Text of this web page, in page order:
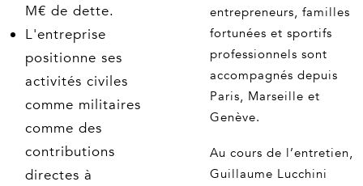
entrepreneurs, familles
fortunées et sportifs
professionnels sont
accompagnés depuis
Paris, Marseille et
Genève.
Au cours de l’entretien,
Guillaume Lucchini
M€ de dette.
L'entreprise
positionne ses
activités civiles
comme militaires
comme des
contributions
directes à